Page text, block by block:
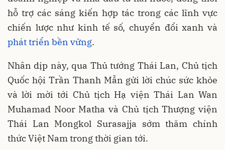
hỗ trợ các sáng kiến hợp tác trong các lĩnh vực
chiến lược như kinh tế số, chuyển đổi xanh và
phát triển bền vững.
Nhân dịp này, qua Thủ tướng Thái Lan, Chủ tịch
Quốc hội Trần Thanh Mẫn gửi lời chúc sức khỏe
và lời mời tới Chủ tịch Hạ viện Thái Lan Wan
Muhamad Noor Matha và Chủ tịch Thượng viện
Thái Lan Mongkol Surasajja sớm thăm chính
thức Việt Nam trong thời gian tới.